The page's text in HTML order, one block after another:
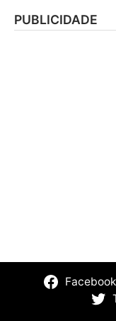
PUBLICIDADE
Facebook